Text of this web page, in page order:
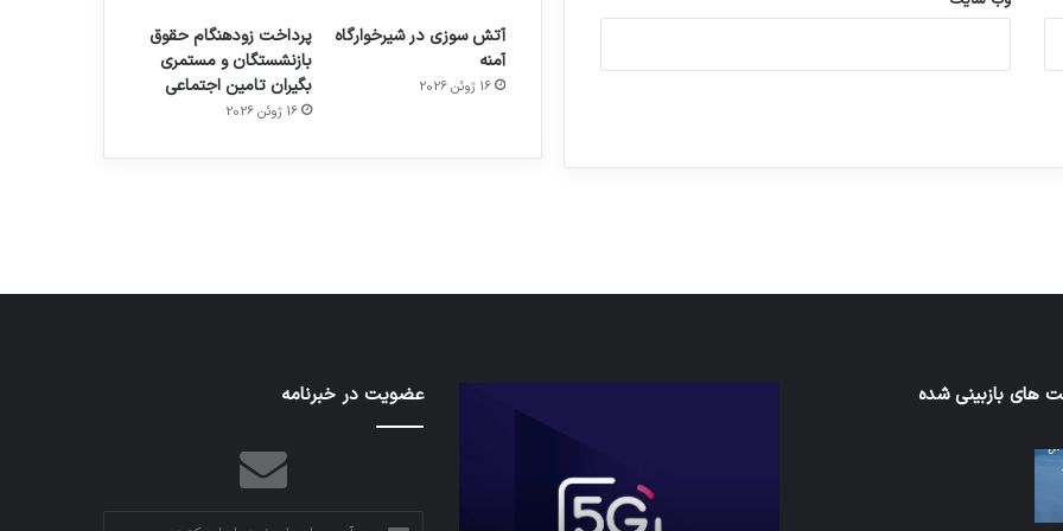
آتش سوزی در شیرخوارگاه
آمنه
16 ژوئن 2026
پرداخت زودهنگام حقوق
بازنشستگان و مستمری
بگیران تامین اجتماعی
16 ژوئن 2026
هدفون های 2023
توسط ژاکت
های بازبینی شده عضویت در خبرنامه
آدرس